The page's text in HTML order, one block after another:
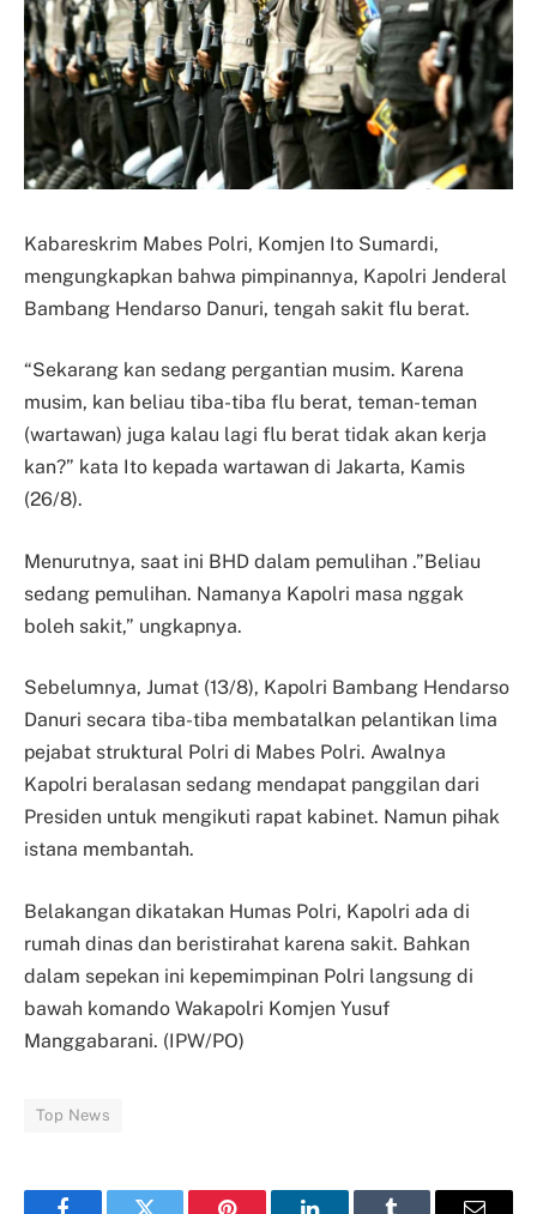
Kabareskrim Mabes Polri, Komjen Ito Sumardi,
mengungkapkan bahwa pimpinannya, Kapolri Jenderal
Bambang Hendarso Danuri, tengah sakit flu berat.
“Sekarang kan sedang pergantian musim. Karena
musim, kan beliau tiba-tiba flu berat, teman-teman
(wartawan) juga kalau lagi flu berat tidak akan kerja
kan?” kata Ito kepada wartawan di Jakarta, Kamis
(26/8).
Menurutnya, saat ini BHD dalam pemulihan .”Beliau
sedang pemulihan. Namanya Kapolri masa nggak
boleh sakit,” ungkapnya.
Sebelumnya, Jumat (13/8), Kapolri Bambang Hendarso
Danuri secara tiba-tiba membatalkan pelantikan lima
pejabat struktural Polri di Mabes Polri. Awalnya
Kapolri beralasan sedang mendapat panggilan dari
Presiden untuk mengikuti rapat kabinet. Namun pihak
istana membantah.
Belakangan dikatakan Humas Polri, Kapolri ada di
rumah dinas dan beristirahat karena sakit. Bahkan
dalam sepekan ini kepemimpinan Polri langsung di
bawah komando Wakapolri Komjen Yusuf
Manggabarani. (IPW/PO)
Top News